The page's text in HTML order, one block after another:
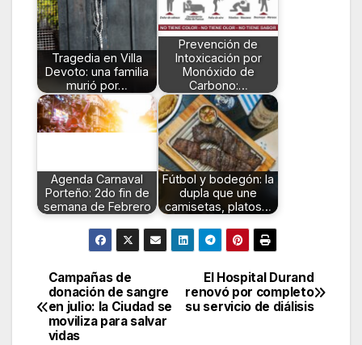
Tragedia en Villa
Devoto: una familia
murió por…
Prevención de
Intoxicación por
Monóxido de
Carbono:…
Agenda Carnaval
Porteño: 2do fin de
semana de Febrero
Fútbol y bodegón: la
dupla que une
camisetas, platos…
Navegación
de
El Hospital Durand
renovó por completo
su servicio de diálisis
Campañas de
donación de sangre
en julio: la Ciudad se
moviliza para salvar
vidas